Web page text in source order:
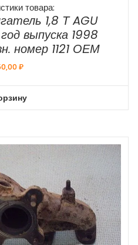
товара:
1,8 Т AGU
выпуска 1998
номер 1121 ОЕМ
₽